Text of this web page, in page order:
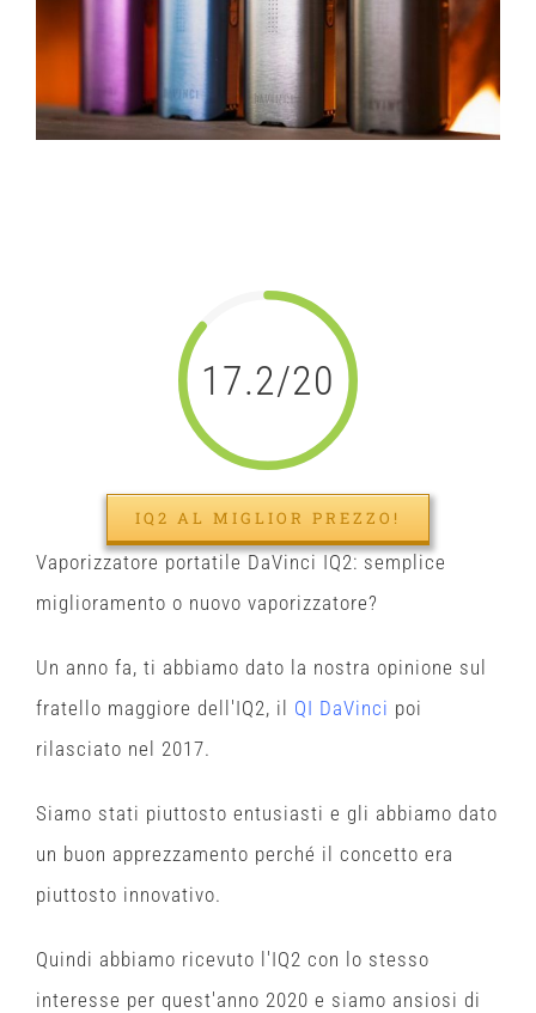
Image
17.2/20
IQ2 AL MIGLIOR PREZZO!
Vaporizzatore portatile DaVinci IQ2: semplice
miglioramento o nuovo vaporizzatore?
Un anno fa, ti abbiamo dato la nostra opinione sul
fratello maggiore dell'IQ2, il
QI DaVinci poi
rilasciato nel 2017.
Siamo stati piuttosto entusiasti e gli abbiamo dato
un buon apprezzamento perché il concetto era
piuttosto innovativo.
Quindi abbiamo ricevuto l'IQ2 con lo stesso
interesse per quest'anno 2020 e siamo ansiosi di